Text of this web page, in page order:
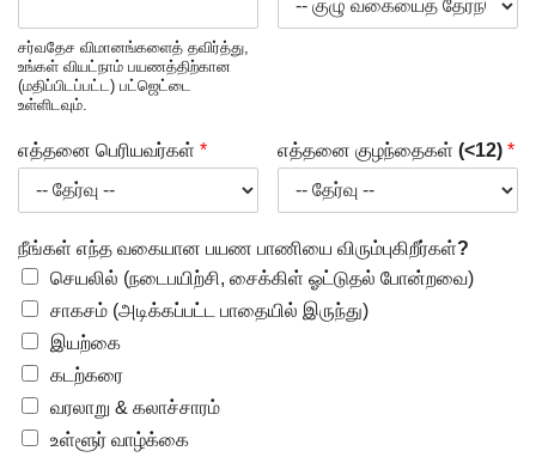
சர்வதேச விமானங்களைத் தவிர்த்து,
உங்கள் வியட்நாம் பயணத்திற்கான
(மதிப்பிடப்பட்ட) பட்ஜெட்டை
உள்ளிடவும்.
எத்தனை பெரியவர்கள் * எத்தனை குழந்தைகள் (<12) *
நீங்கள் எந்த வகையான பயண பாணியை விரும்புகிறீர்கள்?
செயலில் (நடைபயிற்சி, சைக்கிள் ஓட்டுதல் போன்றவை)
சாகசம் (அடிக்கப்பட்ட பாதையில் இருந்து)
இயற்கை
கடற்கரை
வரலாறு & கலாச்சாரம்
உள்ளூர் வாழ்க்கை